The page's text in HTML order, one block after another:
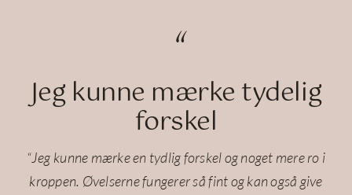
“
Jeg kunne mærke tydelig
forskel
“Jeg kunne mærke en tydlig forskel og noget mere ro i
kroppen. Øvelserne fungerer så fint og kan også give